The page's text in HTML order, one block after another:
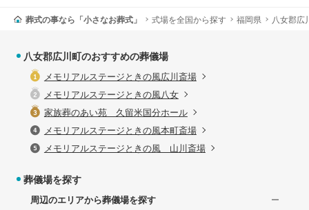
葬式の事なら「小さなお葬式」 式場を全国から探す 福岡県 八女郡広
八女郡広川町のおすすめの葬儀場
メモリアルステージときの風広川斎場
メモリアルステージときの風八女
家族葬のあい苑 久留米国分ホール
メモリアルステージときの風本町斎場
メモリアルステージときの風 山川斎場
葬儀場を探す
周辺のエリアから葬儀場を探す